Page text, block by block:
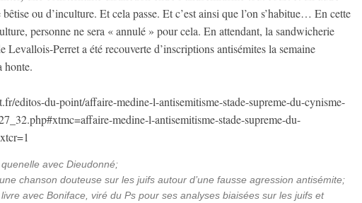
ou d’inculture. Et cela passe. Et c’est ainsi que l’on s’habitue… En cette
personne ne sera « annulé » pour cela. En attendant, la sandwicherie
Levallois-Perret a été recouverte d’inscriptions antisémites la semaine
honte.
editos-du-point/affaire-medine-l-antisemitisme-stade-supreme-du-cynisme-
medine-l-antisemitisme-stade-supreme-du-
avec Dieudonné;
chanson douteuse sur les juifs autour d’une fausse agression antisémite;
livre avec Boniface, viré du Ps pour ses analyses biaisées sur les juifs et